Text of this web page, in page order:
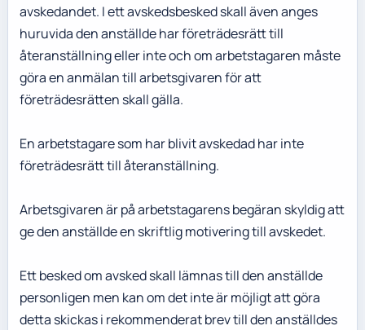
avskedandet. I ett avskedsbesked skall även anges
huruvida den anställde har företrädesrätt till
återanställning eller inte och om arbetstagaren måste
göra en anmälan till arbetsgivaren för att
företrädesrätten skall gälla.
En arbetstagare som har blivit avskedad har inte
företrädesrätt till återanställning.
Arbetsgivaren är på arbetstagarens begäran skyldig att
ge den anställde en skriftlig motivering till avskedet.
Ett besked om avsked skall lämnas till den anställde
personligen men kan om det inte är möjligt att göra
detta skickas i rekommenderat brev till den anställdes